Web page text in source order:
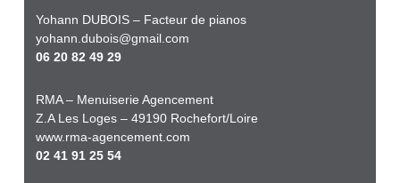
Yohann DUBOIS – Facteur de pianos
yohann.dubois@gmail.com
06 20 82 49 29
RMA – Menuiserie Agencement
Z.A Les Loges – 49190 Rochefort/Loire
www.rma-agencement.com
02 41 91 25 54